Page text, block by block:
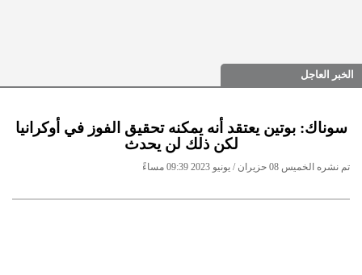
الخبر العاجل
سوناك: بوتين يعتقد أنه يمكنه تحقيق الفوز في أوكرانيا
لكن ذلك لن يحدث
تم نشره الخميس 08 حزيران / يونيو 2023 09:39 مساءً